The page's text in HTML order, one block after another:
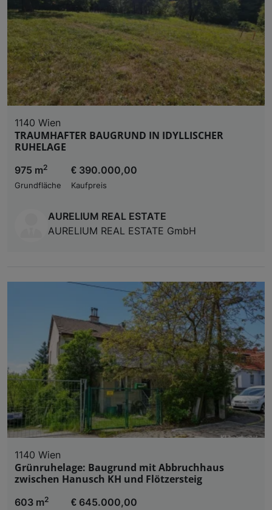
1140 Wien
TRAUMHAFTER BAUGRUND IN IDYLLISCHER
RUHELAGE
975 m2
Grundfläche
€ 390.000,00
Kaufpreis
AURELIUM REAL ESTATE
AURELIUM REAL ESTATE GmbH
1140 Wien
Grünruhelage: Baugrund mit Abbruchhaus
zwischen Hanusch KH und Flötzersteig
603 m2 € 645.000,00